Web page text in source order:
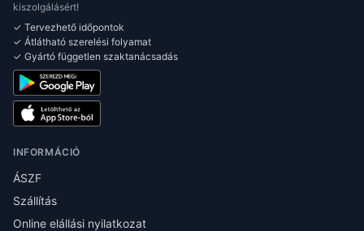
kiszolgálásért!
✓ Tervezhető időpontok
✓ Átlátható szerelési folyamat
✓ Gyártó független szaktanácsadás
INFORMÁCIÓ
ÁSZF
Szállítás
Online elállási nyilatkozat